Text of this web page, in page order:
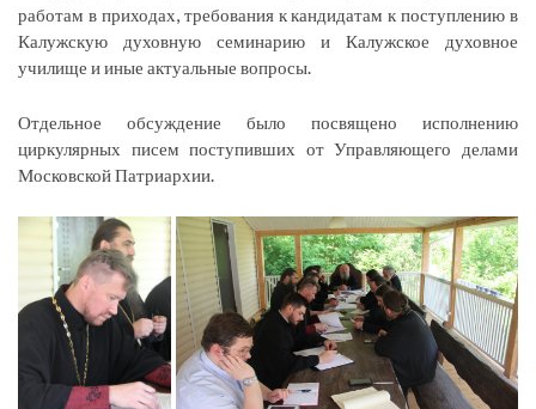
работам в приходах, требования к кандидатам к поступлению в
Калужскую духовную семинарию и Калужское духовное
училище и иные актуальные вопросы.
Отдельное обсуждение было посвящено исполнению
циркулярных писем поступивших от Управляющего делами
Московской Патриархии.